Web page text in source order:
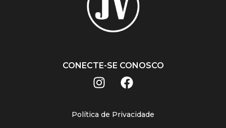
CONECTE-SE CONOSCO
Política de Privacidade